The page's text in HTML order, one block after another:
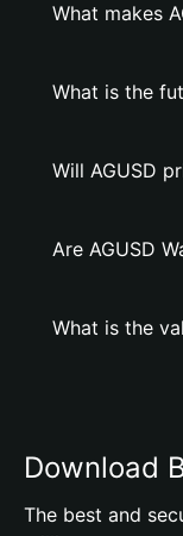
What makes
What is the
Will AGUSD
Are AGUSD
What is the
Download
The best and